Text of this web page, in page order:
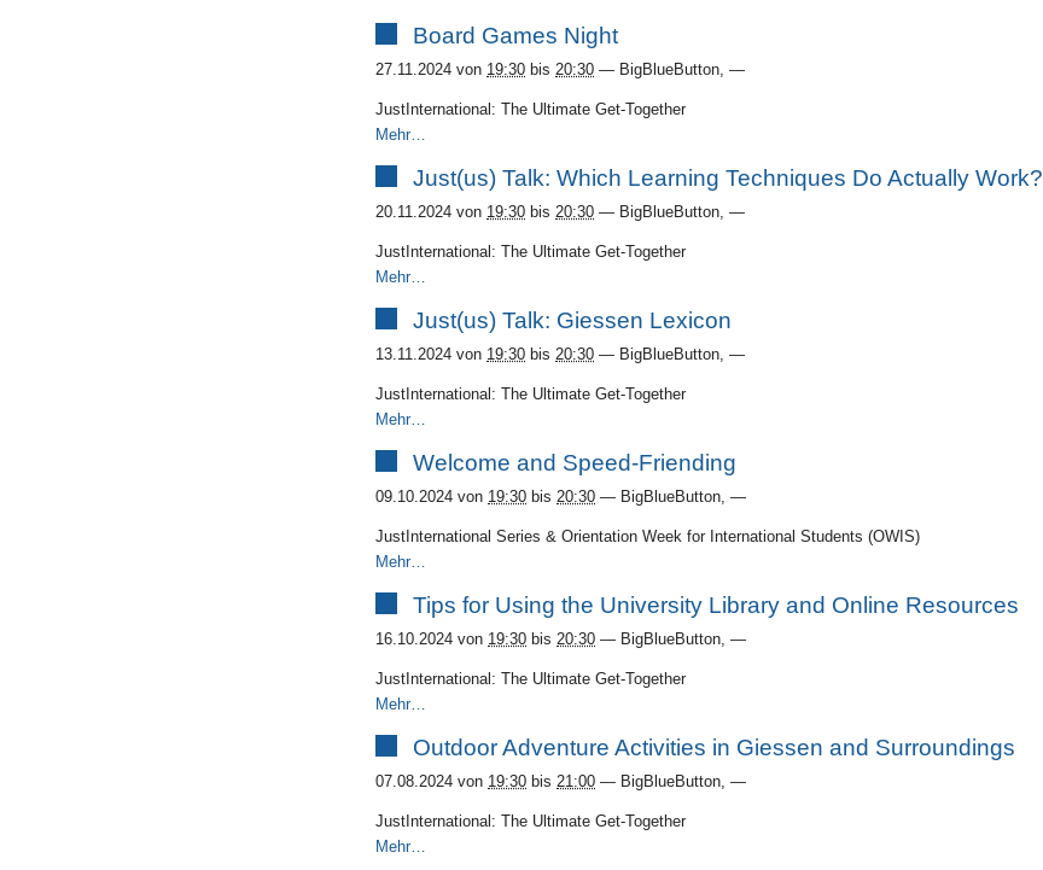
Board Games Night
27.11.2024 von 19:30 bis 20:30 — BigBlueButton —
JustInternational: The Ultimate Get-Together
Mehr…
Just(us) Talk: Which Learning Techniques Do Actually Work?
20.11.2024 von 19:30 bis 20:30 — BigBlueButton —
JustInternational: The Ultimate Get-Together
Mehr…
Just(us) Talk: Giessen Lexicon
13.11.2024 von 19:30 bis 20:30 — BigBlueButton —
JustInternational: The Ultimate Get-Together
Mehr…
Welcome and Speed-Friending
09.10.2024 von 19:30 bis 20:30 — BigBlueButton —
JustInternational Series & Orientation Week for International Students (OWIS)
Mehr…
Tips for Using the University Library and Online Resources
16.10.2024 von 19:30 bis 20:30 — BigBlueButton —
JustInternational: The Ultimate Get-Together
Mehr…
Outdoor Adventure Activities in Giessen and Surroundings
07.08.2024 von 19:30 bis 21:00 — BigBlueButton —
JustInternational: The Ultimate Get-Together
Mehr…